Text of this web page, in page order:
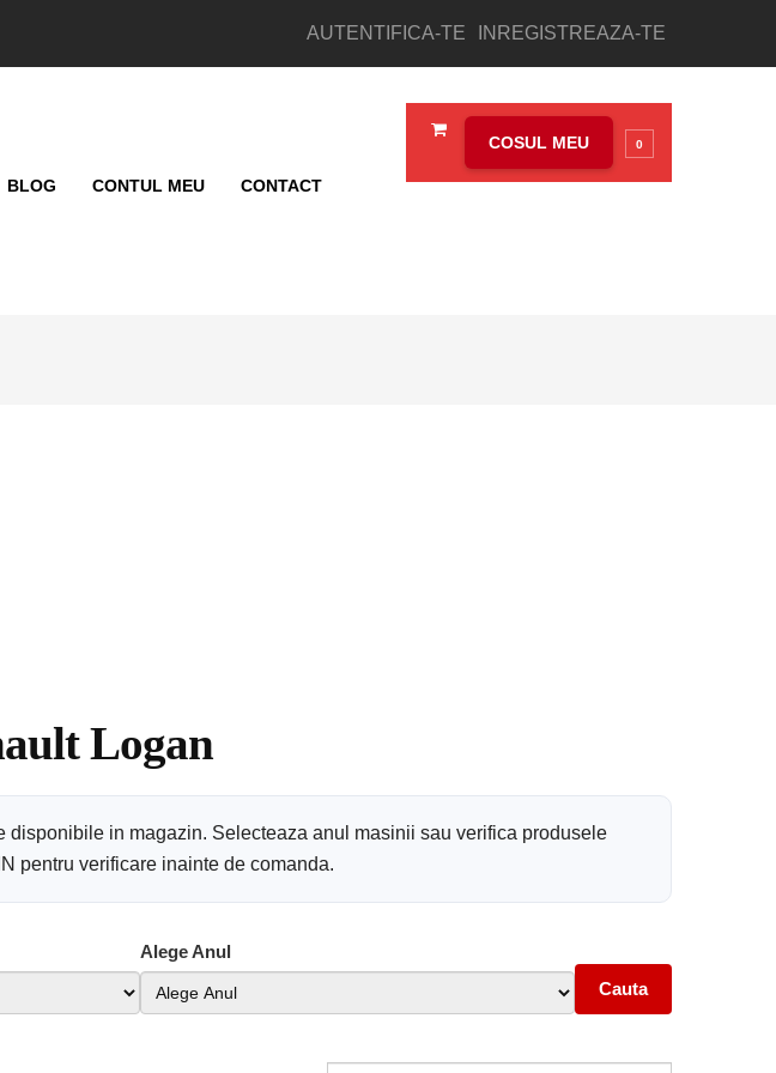
AUTENTIFICA-TE INREGISTREAZA-TE
COSUL MEU 0
BLOG CONTUL MEU CONTACT
Logan
in magazin. Selecteaza anul masinii sau verifica produsele
pentru verificare inainte de comanda.
Alege Anul
Cauta